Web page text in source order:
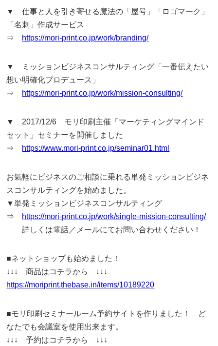
▼ 仕事と人を引き寄せる魔法の「屋号」「ロゴマーク」
「名刺」作成サービス
⇒ https://mori-print.co.jp/work/branding/
▼ ミッションビジネスコンサルティング「一番伝えたい
想い明確化プロデュース」
⇒ https://mori-print.co.jp/work/mission-consulting/
▼ 2017/12/6 モリ印刷主催「マーケティングマインド
セット」セミナーを開催しました
⇒ https://www.mori-print.co.jp/seminar01.html
お氣軽にビジネスのご相談に乗れる単発ミッションビジネ
スコンサルティングを始めました。
▼単発ミッションビジネスコンサルティング
⇒ https://mori-print.co.jp/work/single-mission-consulting/
詳しくは電話／メールにてお問い合わせください！
■ネットショップも始めました！
↓↓↓ 商品はコチラから ↓↓↓
https://moriprint.thebase.in/items/10189220
■モリ印刷セミナールーム予約サイトを作りました！ ど
なたでも会議室を使用出来ます。
↓↓↓ 予約はコチラから ↓↓↓